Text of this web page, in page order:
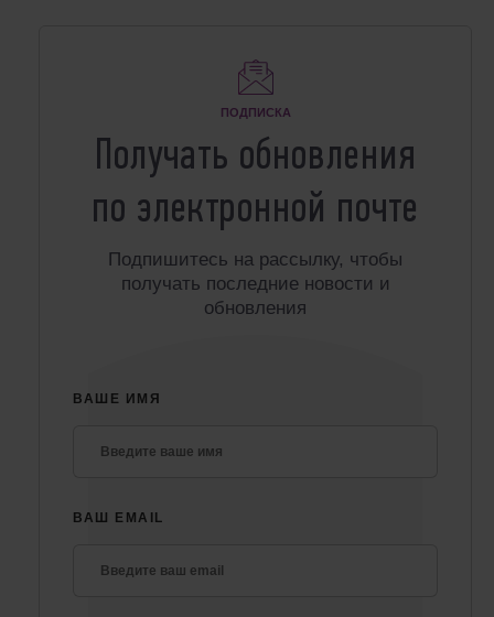
ПОДПИСКА
Получать обновления
по электронной почте
Подпишитесь на рассылку, чтобы
получать последние новости и
обновления
ВАШЕ ИМЯ
ВАШ EMAIL